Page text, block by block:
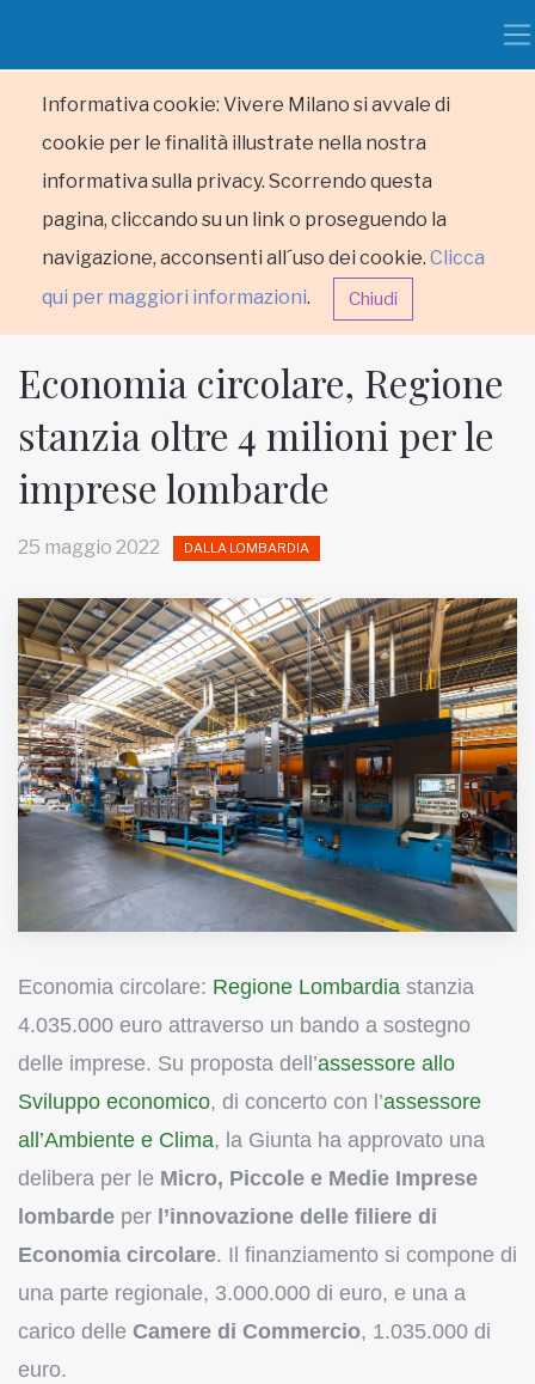
Informativa cookie: Vivere Milano si avvale di
cookie per le finalità illustrate nella nostra
informativa sulla privacy. Scorrendo questa
pagina, cliccando su un link o proseguendo la
navigazione, acconsenti all´uso dei cookie. Clicca
qui per maggiori informazioni. Chiudi
HOME
Inviateci le vostre segnalazioni
Iscriviti alla newsletter
www.viveremilano.info
Fondato e diretto da Enzo De
Bernardis
EDB edizioni - Via Brivio angolo C.
Imbonati, 89 20159 Milano (Italia)
Informativa sulla privacy
Economia circolare, Regione
stanzia oltre 4 milioni per le
imprese lombarde
25 maggio 2022 DALLA LOMBARDIA
Economia circolare: Regione Lombardia stanzia
4.035.000 euro attraverso un bando a sostegno
delle imprese. Su proposta dell’assessore allo
Sviluppo economico, di concerto con l’assessore
all’Ambiente e Clima, la Giunta ha approvato una
delibera per le Micro, Piccole e Medie Imprese
lombarde per l’innovazione delle filiere di
Economia circolare. Il finanziamento si compone di
una parte regionale, 3.000.000 di euro, e una a
carico delle Camere di Commercio, 1.035.000 di
euro.